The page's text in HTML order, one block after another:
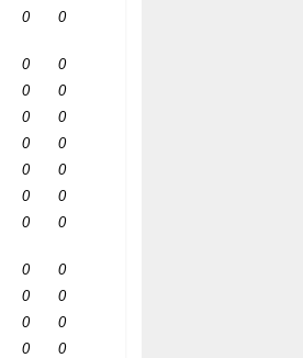
0 0
0
0
0
0
0
0
0
0
0
0
0
0
0 0
0
0
0
0
0
0
0
0